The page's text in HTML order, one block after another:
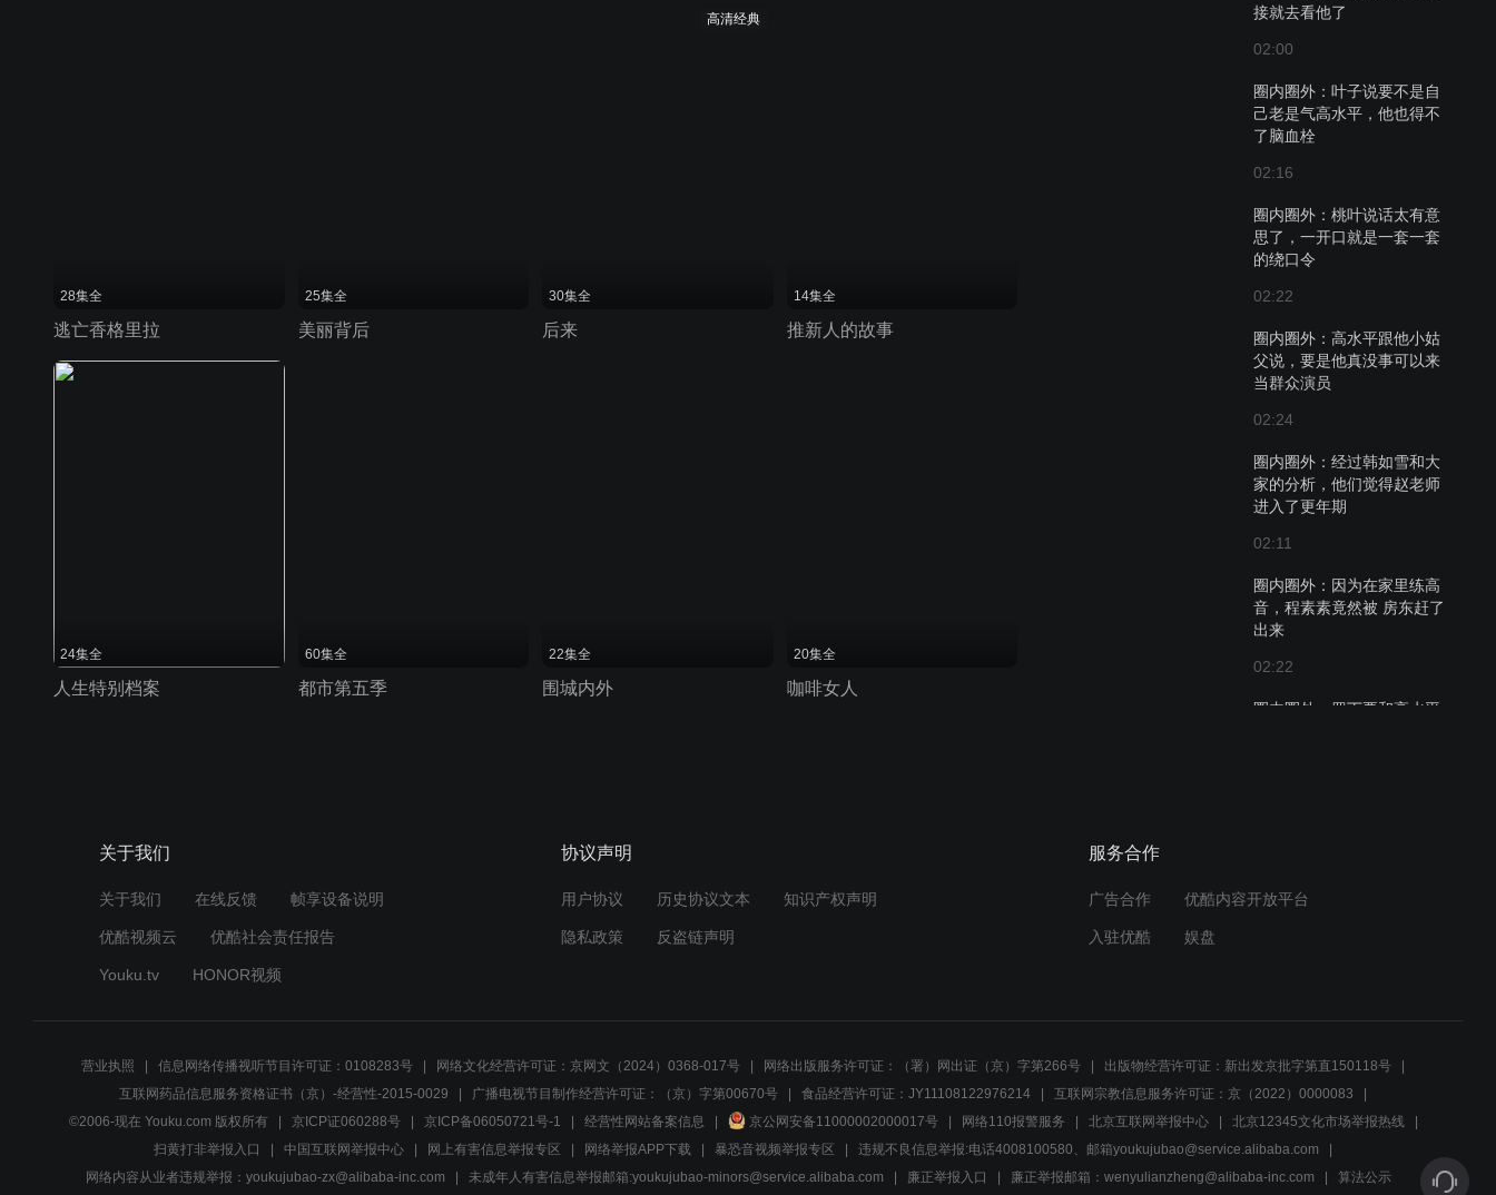
接就去看他了
02:00
圈内圈外：叶子说要不是自
己老是气高水平，他也得不
了脑血栓
02:16
圈内圈外：桃叶说话太有意
思了，一开口就是一套一套
的绕口令
02:22
圈内圈外：高水平跟他小姑
父说，要是他真没事可以来
当群众演员
02:24
圈内圈外：经过韩如雪和大
家的分析，他们觉得赵老师
进入了更年期
02:11
圈内圈外：因为在家里练高
音，程素素竟然被 房东赶了
出来
02:22
圈内圈外：罗丁要和高水平
圈内圈外：曲有财的妈非要
演双枪老太婆，还不小心闪
了腰
28集全
逃亡香格里拉
25集全
美丽背后
高清经典
30集全
后来
14集全
推新人的故事
24集全
人生特别档案
60集全
都市第五季
22集全
围城内外
20集全
咖啡女人
关于我们
关于我们 在线反馈 帧享设备说明
优酷视频云 优酷社会责任报告
Youku.tv HONOR视频
协议声明
用户协议 历史协议文本 知识产权声明
隐私政策 反盗链声明
服务合作
广告合作 优酷内容开放平台
入驻优酷 娱盘
营业执照 信息网络传播视听节目许可证：0108283号 网络文化经营许可证：京网文（2024）0368-017号 网络出版服务许可证：（署）网出证（京）字第266号
出版物经营许可证：新出发京批字第直150118号
互联网药品信息服务资格证书（京）-经营性-2015-0029
广播电视节目制作经营许可证：（京）字第00670号 食品经营许可证：JY11108122976214
互联网宗教信息服务许可证：京（2022）0000083
©2006-现在 Youku.com 版权所有
京ICP证060288号 京ICP备06050721号-1 经营性网站备案信息 京公网安备11000002000017号 网络110报警服务 北京互联网举报中心
北京12345文化市场举报热线
扫黄打非举报入口
中国互联网举报中心 网上有害信息举报专区 网络举报APP下载 暴恐音视频举报专区
违规不良信息举报:电话4008100580、邮箱youkujubao@service.alibaba.com
网络内容从业者违规举报：youkujubao-zx@alibaba-inc.com
未成年人有害信息举报邮箱:youkujubao-minors@service.alibaba.com 廉正举报入口 廉正举报邮箱：wenyulianzheng@alibaba-inc.com 算法公示